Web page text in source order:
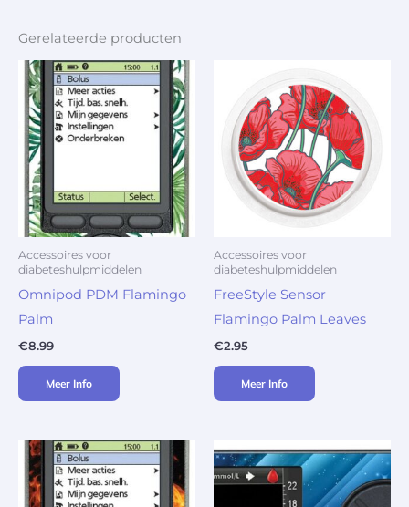
Gerelateerde producten
Accessoires voor
diabeteshulpmiddelen
Omnipod PDM Flamingo
Palm
€8.99
Meer Info
Accessoires voor
diabeteshulpmiddelen
FreeStyle Sensor
Flamingo Palm Leaves
€2.95
Meer Info